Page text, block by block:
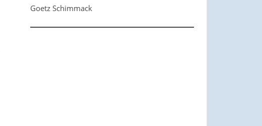
Goetz Schimmack